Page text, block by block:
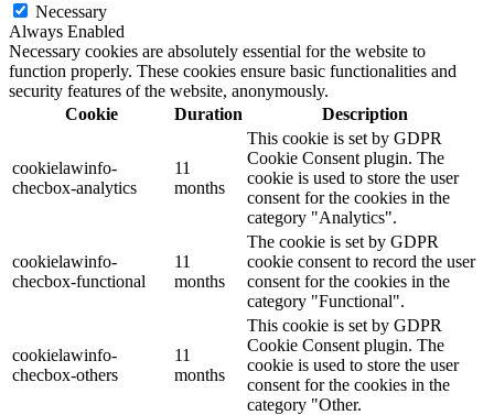
Necessary
Always Enabled
Necessary cookies are absolutely essential for the website to
function properly. These cookies ensure basic functionalities and
security features of the website, anonymously.
Cookie
Duration Description
cookielawinfo-
checbox-analytics
11
months
This cookie is set by GDPR
Cookie Consent plugin. The
cookie is used to store the user
consent for the cookies in the
category "Analytics".
cookielawinfo-
checbox-functional
11
months
The cookie is set by GDPR
cookie consent to record the user
consent for the cookies in the
category "Functional".
cookielawinfo-
checbox-others
11
months
This cookie is set by GDPR
Cookie Consent plugin. The
cookie is used to store the user
consent for the cookies in the
category "Other.